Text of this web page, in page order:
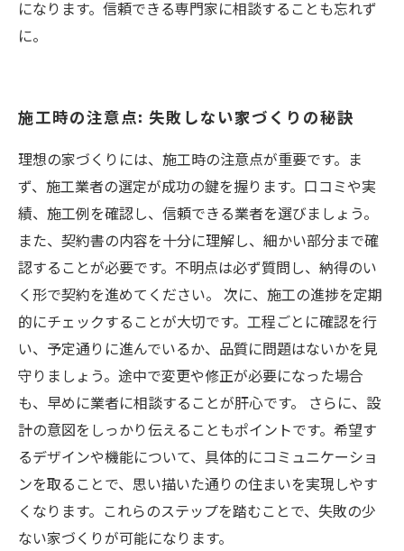
になります。信頼できる専門家に相談することも忘れず
に。
施工時の注意点: 失敗しない家づくりの秘訣
理想の家づくりには、施工時の注意点が重要です。ま
ず、施工業者の選定が成功の鍵を握ります。口コミや実
績、施工例を確認し、信頼できる業者を選びましょう。
また、契約書の内容を十分に理解し、細かい部分まで確
認することが必要です。不明点は必ず質問し、納得のい
く形で契約を進めてください。 次に、施工の進捗を定期
的にチェックすることが大切です。工程ごとに確認を行
い、予定通りに進んでいるか、品質に問題はないかを見
守りましょう。途中で変更や修正が必要になった場合
も、早めに業者に相談することが肝心です。 さらに、設
計の意図をしっかり伝えることもポイントです。希望す
るデザインや機能について、具体的にコミュニケーショ
ンを取ることで、思い描いた通りの住まいを実現しやす
くなります。これらのステップを踏むことで、失敗の少
ない家づくりが可能になります。